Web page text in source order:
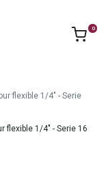
0
flexible 1/4" - Serie